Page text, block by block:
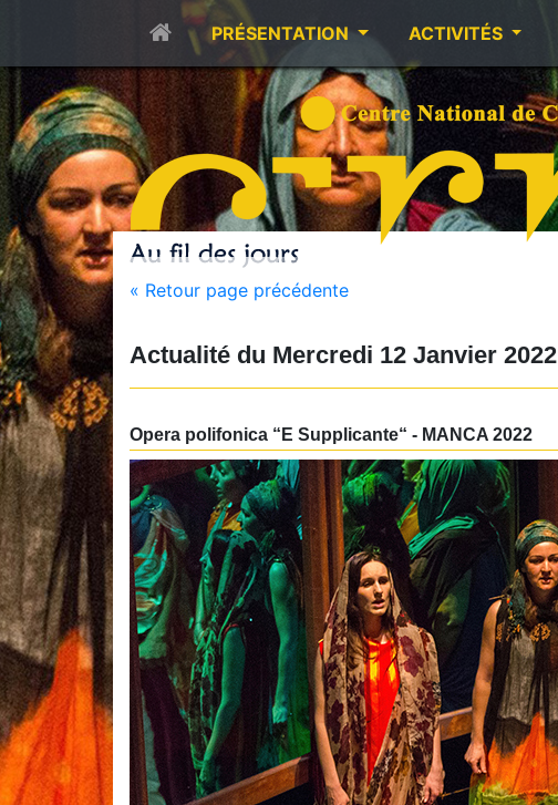
PRÉSENTATION ACTIVITÉS
« Retour page précédente
Actualité du Mercredi 12 Janvier 2022
Opera polifonica “E Supplicante“ - MANCA 2022